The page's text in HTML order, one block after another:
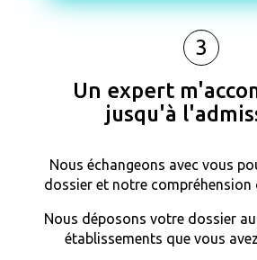
3
Un expert
jusqu'à
Nous échangeons avec vous
dossier et notre compréhension
Nous déposons votre dossier
établissements que vous